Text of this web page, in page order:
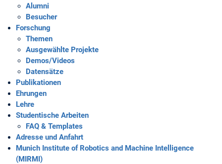
Alumni
Besucher
Forschung
Themen
Ausgewählte Projekte
Demos/Videos
Datensätze
Publikationen
Ehrungen
Lehre
Studentische Arbeiten
FAQ & Templates
Adresse und Anfahrt
Munich Institute of Robotics and Machine Intelligence
(MIRMI)